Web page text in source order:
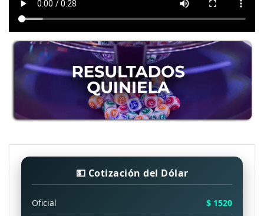
💵 Cotización del Dólar
Oficial
$ 1520